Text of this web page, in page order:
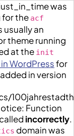
was
for the acf
usually an
theme running
at the init
WordPressfor
in version
Function
incorrectly.
domain was